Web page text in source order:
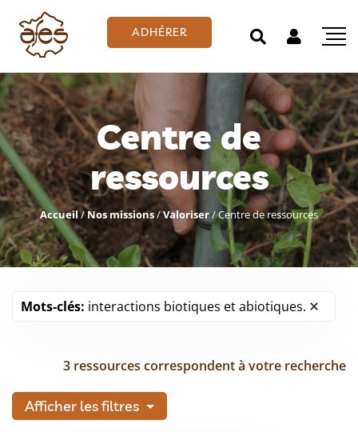
ADHÉRER
Centre de
ressources
Accueil/Nos missions/Valoriser/Centre de ressources
Mots-clés: interactions biotiques et abiotiques.
3 ressources correspondent à votre recherche
Afficher les filtres